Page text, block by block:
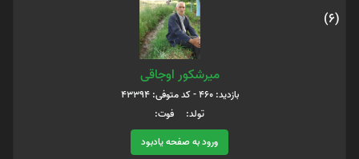
(6)
میرشکور اوجاقی
بازدید: 460 - کد متوفی: 43394
تولد: فوت:
ورود به صفحه یادبود